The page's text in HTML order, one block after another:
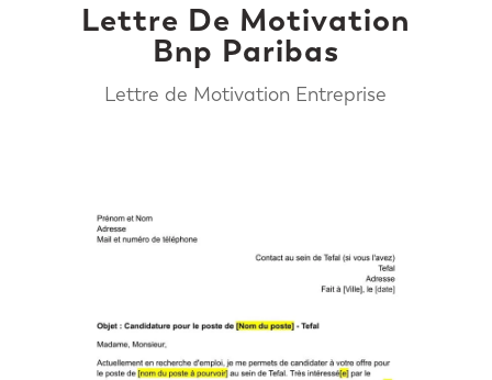
Lettre De Motivation
Bnp Paribas
Lettre de Motivation Entreprise